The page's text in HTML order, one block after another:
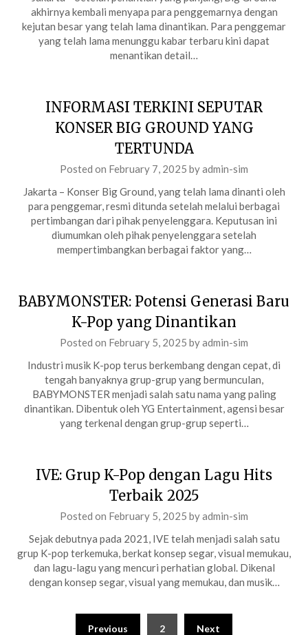
akhirnya kembali menyapa para penggemarnya dengan
kejutan besar yang telah lama dinantikan. Para penggemar
yang telah lama menunggu kabar terbaru kini dapat
menantikan detail…
INFORMASI TERKINI SEPUTAR
KONSER BIG GROUND YANG
TERTUNDA
Posted on February 7, 2025 byadmin-sim
Jakarta – Konser Big Ground, yang telah lama dinanti oleh
para penggemar, resmi ditunda setelah melalui berbagai
pertimbangan dari pihak penyelenggara. Keputusan ini
diumumkan oleh pihak penyelenggara setelah
mempertimbangkan berbagai faktor yang…
BABYMONSTER: Potensi Generasi Baru
K-Pop yang Dinantikan
Posted on February 5, 2025 byadmin-sim
Industri musik K-pop terus berkembang dengan cepat, di
tengah banyaknya grup-grup yang bermunculan,
BABYMONSTER menjadi salah satu nama yang paling
dinantikan. Dibentuk oleh YG Entertainment, agensi besar
yang terkenal dengan grup-grup seperti…
IVE: Grup K-Pop dengan Lagu Hits
Terbaik 2025
Posted on February 5, 2025 byadmin-sim
Sejak debutnya pada 2021, IVE telah menjadi salah satu
grup K-pop terkemuka, berkat konsep segar, visual memukau,
dan lagu-lagu yang mencuri perhatian global. Dikenal
dengan konsep segar, visual yang memukau, dan musik…
Previous 2 Next